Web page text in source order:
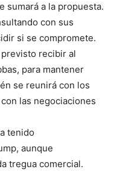
sumará a la propuesta.
con sus
si se compromete.
recibir al
para mantener
se reunirá con los
las negociaciones
tenido
aunque
tregua comercial.